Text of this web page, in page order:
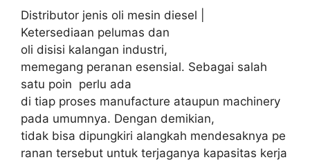
Distributor jenis oli mesin diesel |
Ketersediaan pelumas dan
oli disisi kalangan industri,
memegang peranan esensial. Sebagai salah
satu poin perlu ada
di tiap proses manufacture ataupun machinery
pada umumnya. Dengan demikian,
tidak bisa dipungkiri alangkah mendesaknya pe
ranan tersebut untuk terjaganya kapasitas kerja